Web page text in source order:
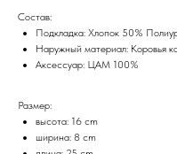
Состав:
Подкладка: Хлопок 50%
Наружный материал: Коровья
Аксессуар: ЦАМ 100%
Размер:
высота: 16 cm
ширина: 8 cm